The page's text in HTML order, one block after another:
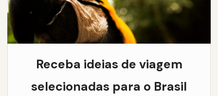
Receba ideias de viagem
selecionadas para o Brasil